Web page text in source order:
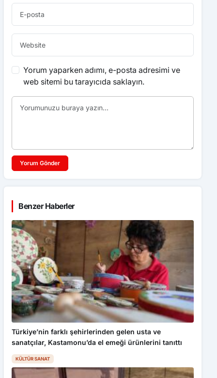
Yorum yaparken adımı, e-posta adresimi ve
web sitemi bu tarayıcıda saklayın.
Yorum Gönder
Benzer Haberler
Türkiye’nin farklı şehirlerinden gelen usta ve
sanatçılar, Kastamonu’da el emeği ürünlerini tanıttı
KÜLTÜR SANAT